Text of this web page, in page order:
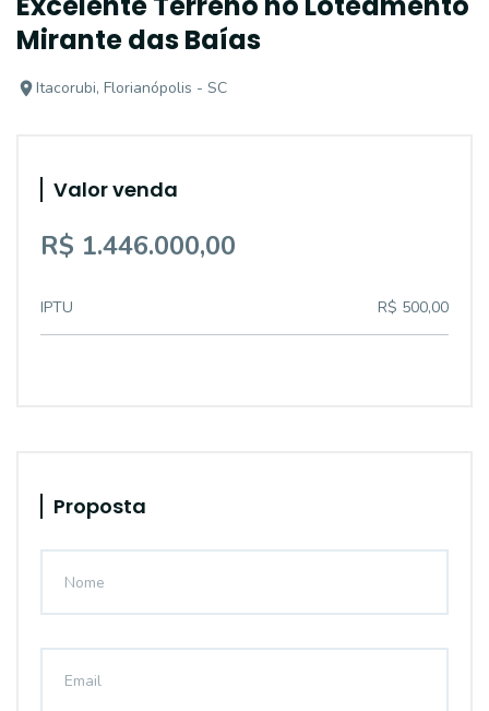
Mirante das Baías
Itacorubi, Florianópolis - SC
Valor venda
R$ 1.446.000,00
IPTU R$ 500,00
Proposta